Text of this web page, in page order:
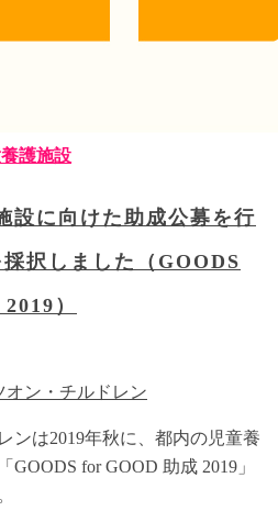
護施設
設に向けた助成公募を行
択しました（GOODS
）
オン・チルドレン
ンは2019年秋に、都内の児童養
for GOOD 助成 2019」